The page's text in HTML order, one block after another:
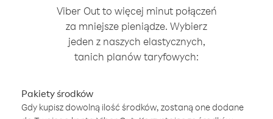
Viber Out to więcej minut połączeń
za mniejsze pieniądze. Wybierz
jeden z naszych elastycznych,
tanich planów taryfowych:
Pakiety środków
Gdy kupisz dowolną ilość środków, zostaną one dodane